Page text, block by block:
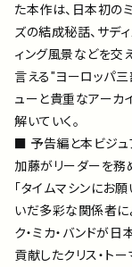
た本作は、日本初の
ズの結成秘話、サデ
ィング風景などを交
言える"ヨーロッパ
ューと貴重なアーカ
解いていく。
■ 予告編と本ビジュ
加藤がリーダーを務
「タイムマシンにお
いだ多彩な関係者に
ク・ミカ・バンドが
貢献したクリス・ト